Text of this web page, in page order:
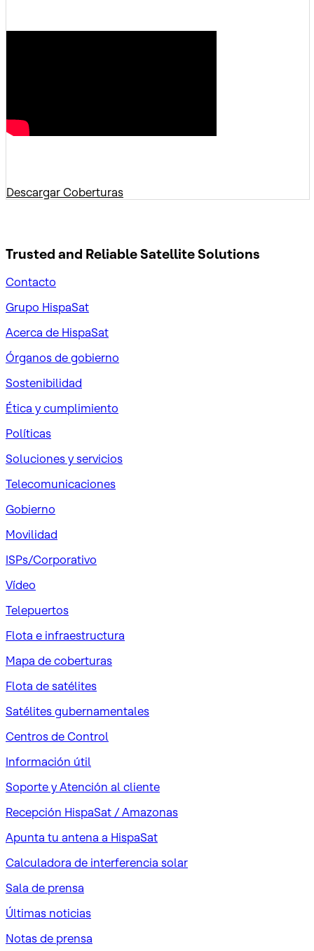
Descargar Coberturas
Trusted and ReliableSatellite Solutions
Contacto
Grupo HispaSat
Acerca de HispaSat
Órganos de gobierno
Sostenibilidad
Ética y cumplimiento
Políticas
Soluciones y servicios
Telecomunicaciones
Gobierno
Movilidad
ISPs/Corporativo
Vídeo
Telepuertos
Flota e infraestructura
Mapa de coberturas
Flota de satélites
Satélites gubernamentales
Centros de Control
Información útil
Soporte y Atención al cliente
Recepción HispaSat / Amazonas
Apunta tu antena a HispaSat
Calculadora de interferencia solar
Sala de prensa
Últimas noticias
Notas de prensa